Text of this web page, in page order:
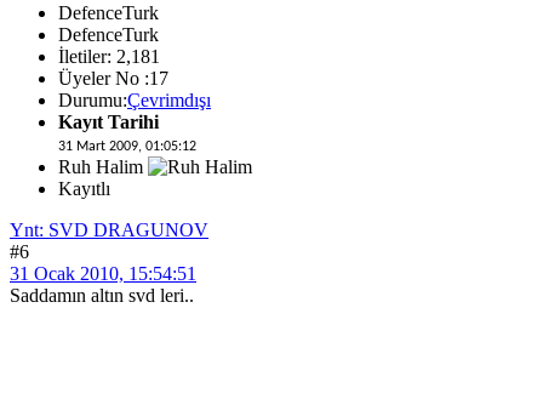
DefenceTurk
DefenceTurk
İletiler: 2,181
Üyeler No :17
Durumu:Çevrimdışı
Kayıt Tarihi
31 Mart 2009, 01:05:12
Ruh Halim
Kayıtlı
Ynt: SVD DRAGUNOV
#6
31 Ocak 2010, 15:54:51
Saddamın altın svd leri..